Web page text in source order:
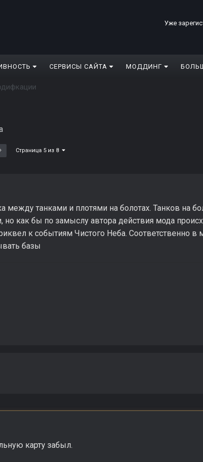
Уже
СЕРВИСЫ САЙТА МОДДИНГ
Страница 5 из 8
между танками и плотями на болотах. Танков на
но как бы по замыслу автора действия мода
к событиям Чистого Неба. Соответственно
базы
карту забыл.